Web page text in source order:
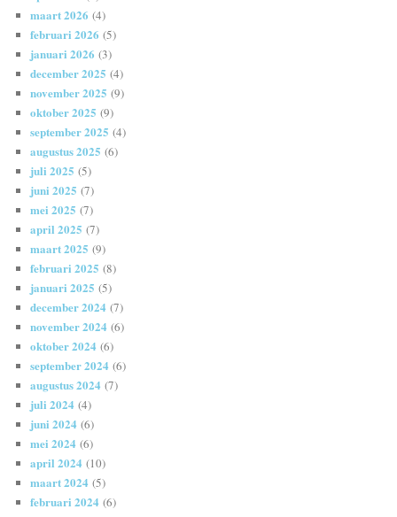
maart 2026 (4)
februari 2026 (5)
januari 2026 (3)
december 2025 (4)
november 2025 (9)
oktober 2025 (9)
september 2025 (4)
augustus 2025 (6)
juli 2025 (5)
juni 2025 (7)
mei 2025 (7)
april 2025 (7)
maart 2025 (9)
februari 2025 (8)
januari 2025 (5)
december 2024 (7)
november 2024 (6)
oktober 2024 (6)
september 2024 (6)
augustus 2024 (7)
juli 2024 (4)
juni 2024 (6)
mei 2024 (6)
april 2024 (10)
maart 2024 (5)
februari 2024 (6)